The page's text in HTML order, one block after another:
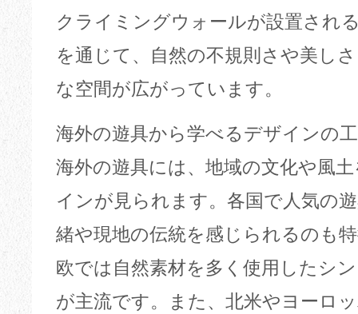
クライミングウォールが設置され
を通じて、自然の不規則さや美し
な空間が広がっています。
海外の遊具から学べるデザインの
海外の遊具には、地域の文化や風
インが見られます。各国で人気の
緒や現地の伝統を感じられるのも
欧では自然素材を多く使用したシ
が主流です。また、北米やヨーロ